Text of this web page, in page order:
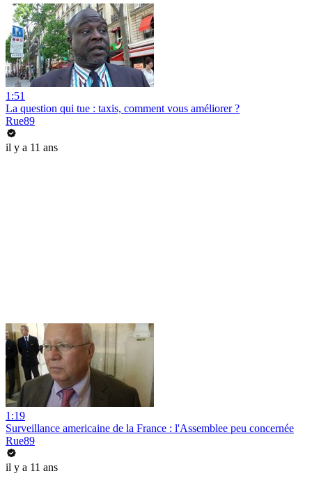
1:51
La question qui tue : taxis, comment vous améliorer ?
Rue89
il y a 11 ans
1:19
Surveillance americaine de la France : l'Assemblee peu concernée
Rue89
il y a 11 ans